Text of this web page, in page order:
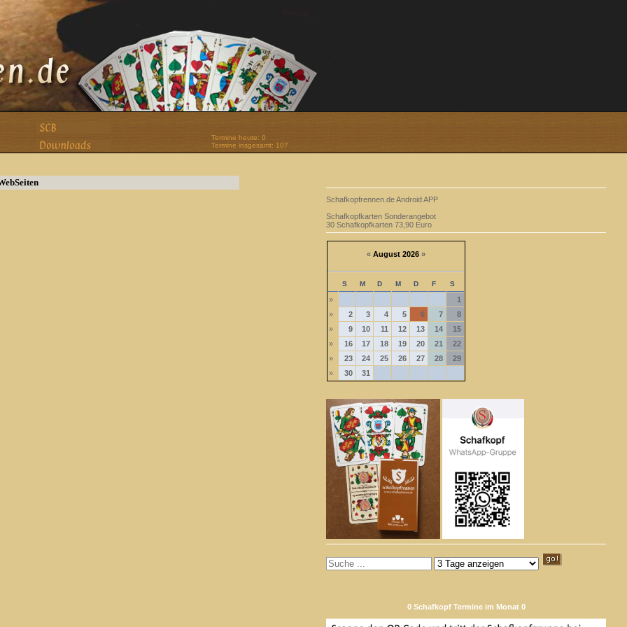
Termine heute: 0
Termine insgesamt: 107
Schafkopfrennen.de Android APP
Schafkopfkarten Sonderangebot
30 Schafkopfkarten 73,90 Euro
« August 2026 »
S M D M D F S
»
1
»
2 3 4 5 6 7
8
»
9 10 11 12 13 14
15
»
16 17 18 19 20 21
22
»
23 24 25 26 27 28
29
»
30 31
0 Schafkopf Termine im Monat 0